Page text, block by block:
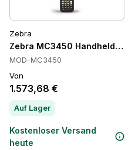
Zebra
Zebra MC3450 Handheld-
MOD-MC3450
Von
1.573,68 €
Auf Lager
Kostenloser Versand
heute